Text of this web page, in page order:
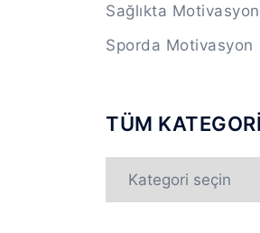
Sağlıkta Motivasyon
Sporda Motivasyon
TÜM
KATEGORİLER